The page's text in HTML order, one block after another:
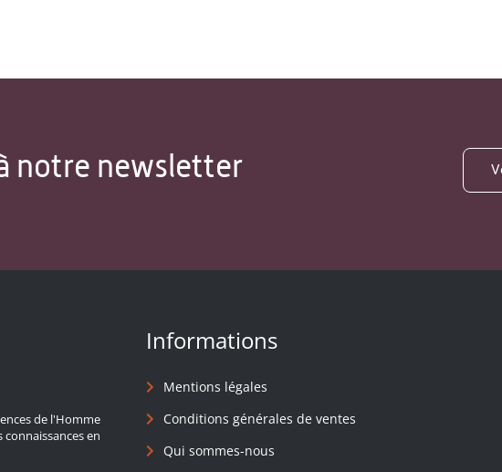
notre newsletter
de l'Homme
en
Informations
Mentions légales
Conditions générales de ventes
Qui sommes-nous